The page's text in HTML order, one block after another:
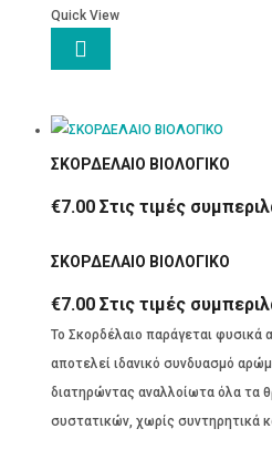
Quick View

ΣΚΟΡΔΕΛΑΙΟ ΒΙΟΛΟΓΙΚΟ
€7.00 Στις τιμές
ΣΚΟΡΔΕΛΑΙΟ ΒΙΟΛΟΓΙΚΟ
€7.00 Στις τιμές
Το Σκορδέλαιο παράγεται φυσικά
αποτελεί ιδανικό συνδυασμό
διατηρώντας αναλλοίωτα όλα τα
συστατικών, χωρίς συντηρητικά